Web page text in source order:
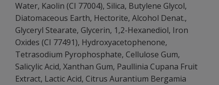
Water, Kaolin (CI 77004), Silica, Butylene Glycol,
Diatomaceous Earth, Hectorite, Alcohol Denat.,
Glyceryl Stearate, Glycerin, 1,2-Hexanediol, Iron
Oxides (CI 77491), Hydroxyacetophenone,
Tetrasodium Pyrophosphate, Cellulose Gum,
Salicylic Acid, Xanthan Gum, Paullinia Cupana Fruit
Extract, Lactic Acid, Citrus Aurantium Bergamia